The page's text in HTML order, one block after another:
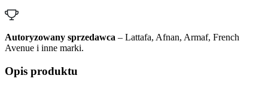
Autoryzowany sprzedawca – Lattafa, Afnan, Armaf, French
Avenue i inne marki.
Opis produktu